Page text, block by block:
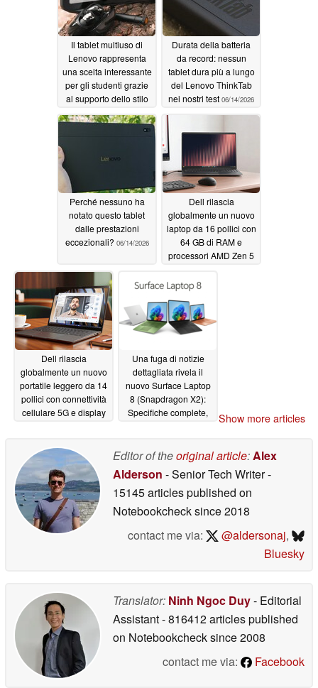
Il tablet multiuso di
Lenovo rappresenta
una scelta interessante
per gli studenti grazie
al supporto dello stilo
06/14/2026
Durata della batteria
da record: nessun
tablet dura più a lungo
del Lenovo ThinkTab
nei nostri test 06/14/2026
Perché nessuno ha
notato questo tablet
dalle prestazioni
eccezionali? 06/14/2026
Dell rilascia
globalmente un nuovo
laptop da 16 pollici con
64 GB di RAM e
processori AMD Zen 5
Dell rilascia
globalmente un nuovo
portatile leggero da 14
pollici con connettività
cellulare 5G e display
Una fuga di notizie
dettagliata rivela il
nuovo Surface Laptop
8 (Snapdragon X2):
Specifiche complete,
Show more articles
Editor of theoriginal article:Alex
Alderson - Senior Tech Writer-
15145 articles published on
Notebookchecksince 2018
contact me via:
@aldersonaj,
Bluesky
Translator: Ninh Ngoc Duy- Editorial
Assistant- 816412 articles published
on Notebookchecksince 2008
contact me via:
Facebook